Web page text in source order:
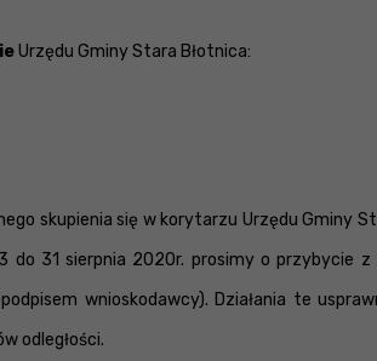
Urzędu Gminy Stara Błotnica:
skupienia się w korytarzu Urzędu Gminy
do 31 sierpnia 2020r. prosimy o przybycie z
wnioskodawcy). Działania te
odległości.